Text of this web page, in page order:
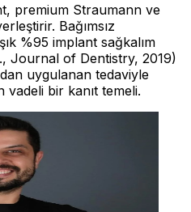
premium Straumann ve
Bağımsız
%95 implant sağkalım
Journal of Dentistry, 2019)
uygulanan tedaviyle
bir kanıt temeli.